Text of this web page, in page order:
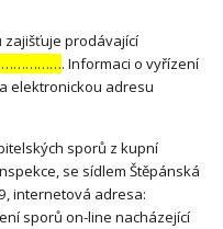
prodávající
. Informaci o vyřízení
elektronickou adresu
sporů z kupní
se sídlem Štěpánská
internetová adresa:
sporů on-line nacházející